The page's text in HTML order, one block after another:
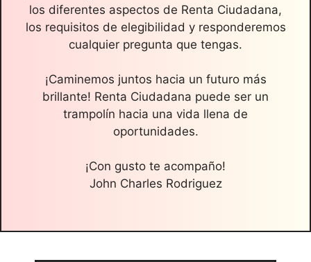
los diferentes aspectos de Renta Ciudadana,
los requisitos de elegibilidad y responderemos
cualquier pregunta que tengas.
¡Caminemos juntos hacia un futuro más
brillante! Renta Ciudadana puede ser un
trampolín hacia una vida llena de
oportunidades.
¡Con gusto te acompaño!
John Charles Rodriguez